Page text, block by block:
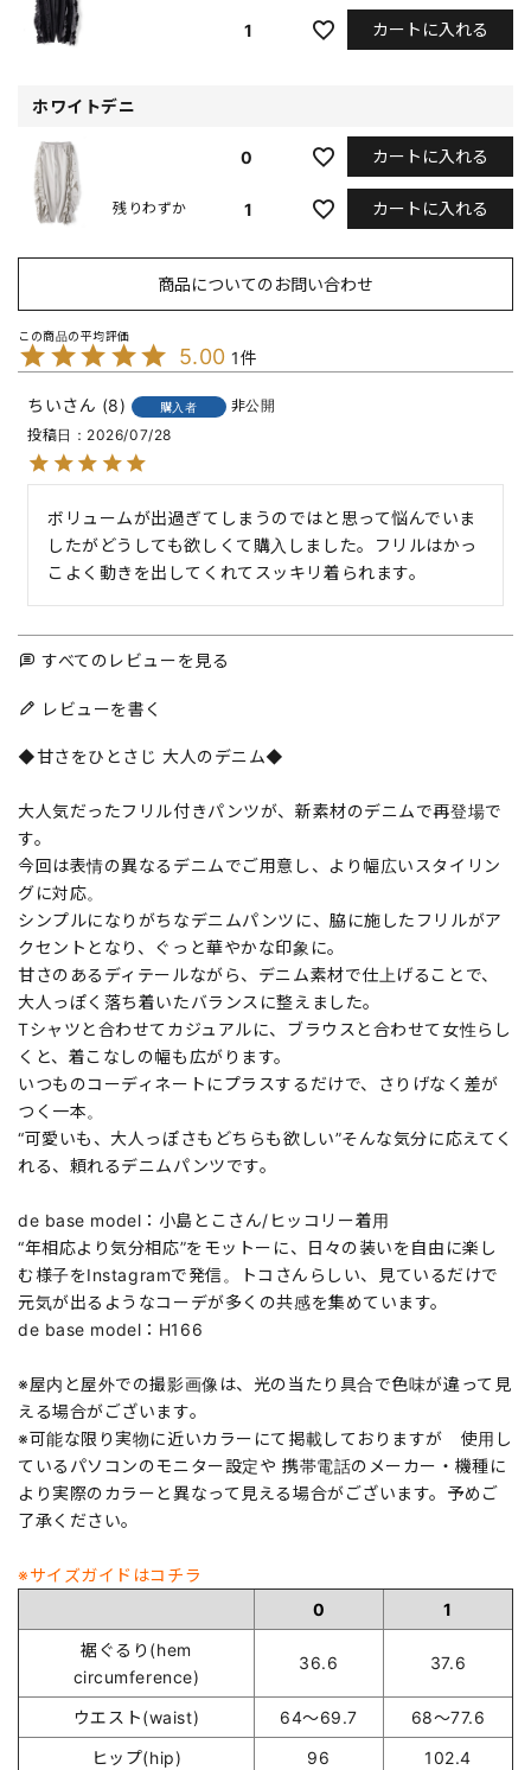
1 カートに入れる
ホワイトデニ
0 カートに入れる
1
残りわずか カートに入れる
商品についてのお問い合わせ
5.00 1
ちい 8 購入者
非公開
投稿日
2026/07/28
ボリュームが出過ぎてしまうのではと思って悩んでいま
したがどうしても欲しくて購入しました。フリルはかっ
こよく動きを出してくれてスッキリ着られます。
すべてのレビューを見る
レビューを書く
◆甘さをひとさじ 大人のデニム◆
大人気だったフリル付きパンツが、新素材のデニムで再登場で
す。
今回は表情の異なるデニムでご用意し、より幅広いスタイリン
グに対応。
シンプルになりがちなデニムパンツに、脇に施したフリルがア
クセントとなり、ぐっと華やかな印象に。
甘さのあるディテールながら、デニム素材で仕上げることで、
大人っぽく落ち着いたバランスに整えました。
Tシャツと合わせてカジュアルに、ブラウスと合わせて女性らし
くと、着こなしの幅も広がります。
いつものコーディネートにプラスするだけで、さりげなく差が
つく一本。
“可愛いも、大人っぽさもどちらも欲しい”そんな気分に応えてく
れる、頼れるデニムパンツです。
de base model：小島とこさん/ヒッコリー着用
“年相応より気分相応”をモットーに、日々の装いを自由に楽し
む様子をInstagramで発信。トコさんらしい、見ているだけで
元気が出るようなコーデが多くの共感を集めています。
de base model：H166
※屋内と屋外での撮影画像は、光の当たり具合で色味が違って見
える場合がございます。
※可能な限り実物に近いカラーにて掲載しておりますが 使用し
ているパソコンのモニター設定や 携帯電話のメーカー・機種に
より実際のカラーと異なって見える場合がございます。予めご
了承ください。
※サイズガイドはコチラ
0
1
裾ぐるり(hem
circumference)
36.6 37.6
ウエスト(waist) 64～69.7
68～77.6
ヒップ(hip)
96 102.4